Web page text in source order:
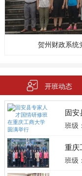
贺州财政系统
开班动态
固安
重庆